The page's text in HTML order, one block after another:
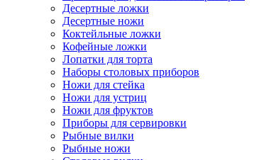
Десертные ложки
Десертные ножи
Коктейльные ложки
Кофейные ложки
Лопатки для торта
Наборы столовых приборов
Ножи для стейка
Ножи для устриц
Ножи для фруктов
Приборы для сервировки
Рыбные вилки
Рыбные ножи